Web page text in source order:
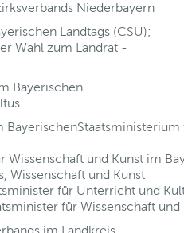
Niederbayern
Landtags (CSU);
Wahl zum Landrat -
Bayerischen
Wissenschaft und Kunst im
Wissenschaft und Kunst
für Unterricht und
für Wissenschaft und